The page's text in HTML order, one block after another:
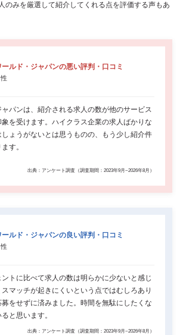
のみを厳選して紹介してくれる点を評価する声もあ
ールド・ジャパンの悪い評判・口コミ
パンは、紹介される求人の数が他のサービス
象を受けます。ハイクラス企業の求人ばかりな
ょうがないとは思うものの、もう少し紹介件
す。
出典：アンケート調査（調査期間：2023年9月~2026年8月）
ールド・ジャパンの良い評判・口コミ
トに比べて求人の数は明らかに少ないと感じ
マッチが起きにくいという点ではむしろあり
をせずに済みました。時間を無駄にしたくな
と思います。
出典：アンケート調査（調査期間：2023年9月~2026年8月）